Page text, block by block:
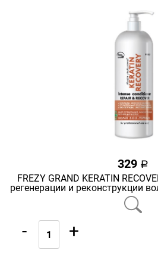
329 a
FREZY GRAND KERATIN
регенерации и реконструкции
- +